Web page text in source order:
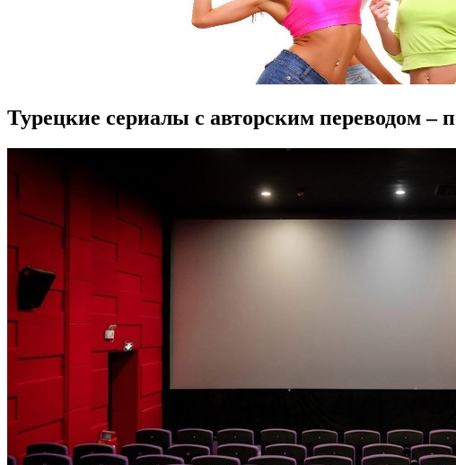
Турецкие сериалы с авторским переводом –